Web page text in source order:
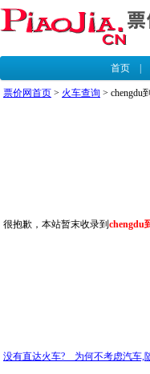
首页|
票价网首页 > 火车查询 > chengdu
很抱歉，本站暂末收录到 chengdu
没有直达火车? 为何不考虑汽车,